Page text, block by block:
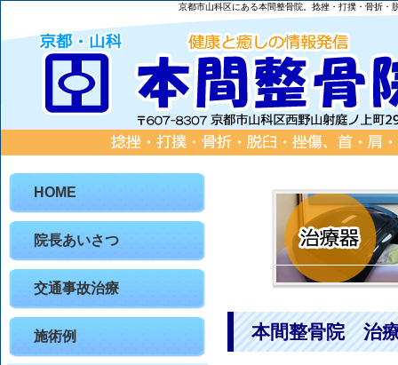
京都市山科区にある本間整骨院。捻挫・打撲・骨折
本間整骨院 治
HOME
院長あいさつ
交通事故治療
施術例